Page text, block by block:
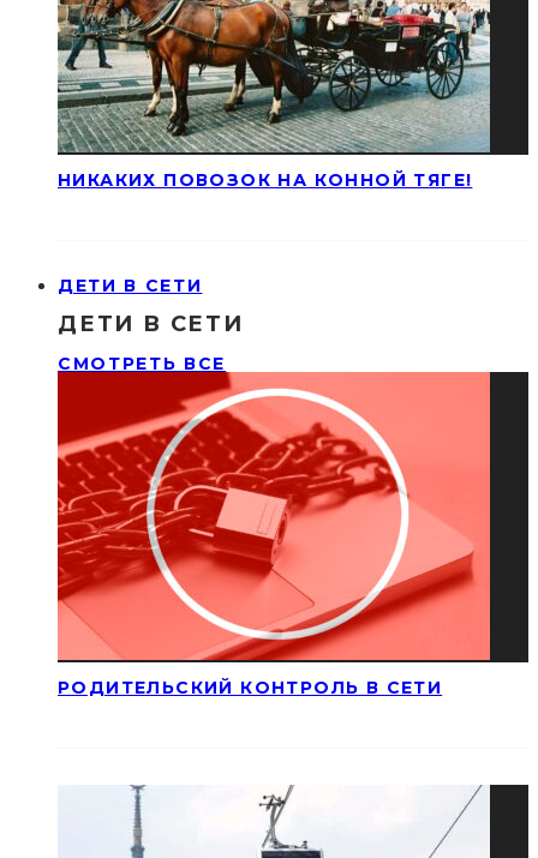
НИКАКИХ ПОВОЗОК НА КОННОЙ ТЯГЕ!
ДЕТИ В СЕТИ
ДЕТИ В СЕТИ
СМОТРЕТЬ ВСЕ
РОДИТЕЛЬСКИЙ КОНТРОЛЬ В СЕТИ